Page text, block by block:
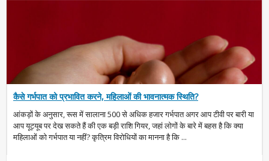
कैसे गर्भपात को प्रभावित करने, महिलाओं की भावनात्मक स्थिति?
आंकड़ों के अनुसार, रूस में सालाना 500 से अधिक हजार गर्भपात अगर आप टीवी पर बारी या
आप यूट्यूब पर देख सकते हैं की एक बड़ी राशि गियर, जहां लोगों के बारे में बहस है कि क्या
महिलाओं को गर्भपात या नहीं? कृत्रिम विरोधियों का मानना है कि ...